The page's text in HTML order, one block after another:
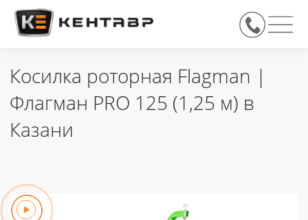
Косилка роторная Flagman |
Флагман PRO 125 (1,25 м) в
Казани